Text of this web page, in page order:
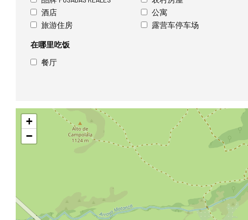
酒店
公寓
旅游住房
露营车停车场
在哪里吃饭
餐厅
跳
图
+
−